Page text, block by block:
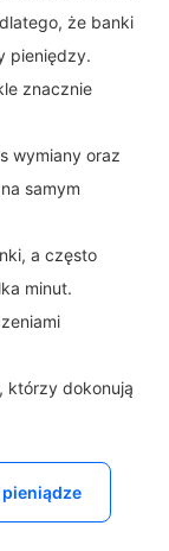
że banki
pieniędzy.
znacznie
wymiany oraz
samym
a często
minut.
którzy dokonują